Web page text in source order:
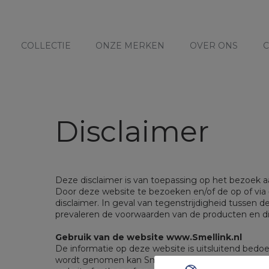
COLLECTIE ONZE MERKEN OVER ONS
Disclaimer
Deze disclaimer is van toepassing op het bezoek
Door deze website te bezoeken en/of de op of
disclaimer. In geval van tegenstrijdigheid tussen
prevaleren de voorwaarden van de producten en
Gebruik van de website www.Smellink.nl
De informatie op deze website is uitsluitend
wordt genomen kan Smellink Group niet instaan